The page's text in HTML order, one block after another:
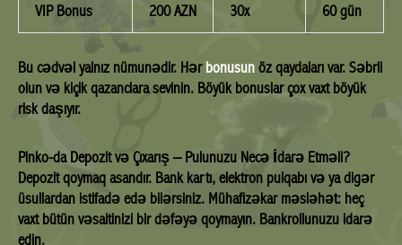
VIP Bonus 200 AZN 30x 60 gün
Bu cədvəl yalnız nümunədir. Hər bonusun öz qaydaları var. Səbrli
olun və kiçik qazanclara sevinin. Böyük bonuslar çox vaxt böyük
risk daşıyır.
Pinko-da Depozit və Çıxarış – Pulunuzu Necə İdarə Etməli?
Depozit qoymaq asandır. Bank kartı, elektron pulqabı və ya digər
üsullardan istifadə edə bilərsiniz. Mühafizəkar məsləhət: heç
vaxt bütün vəsaitinizi bir dəfəyə qoymayın. Bankrollunuzu idarə
edin.